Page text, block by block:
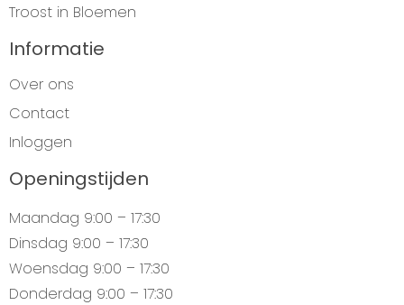
Troost in Bloemen
Informatie
Over ons
Contact
Inloggen
Openingstijden
Maandag 9:00 – 17:30
Dinsdag 9:00 – 17:30
Woensdag 9:00 – 17:30
Donderdag 9:00 – 17:30